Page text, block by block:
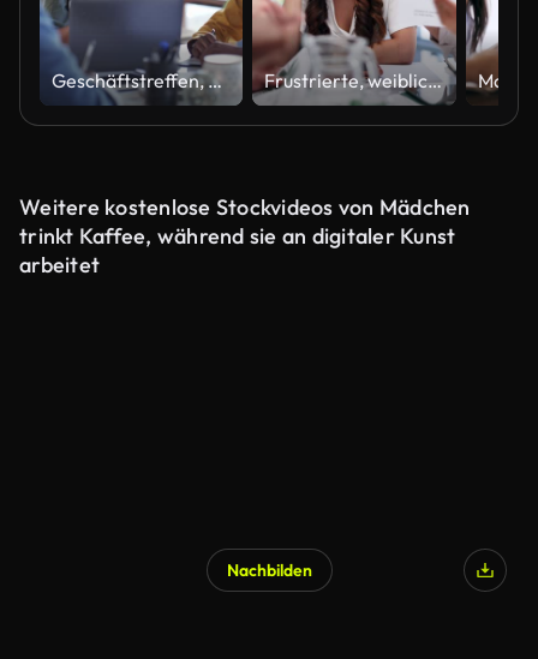
Geschäftstreffen, Verhandlungen und Teamarbeit für schwarze Frau, Geschäftsmann und Anwalt für Deal. Schwarze Menschen, die sich im Büro treffen, um einen Vertrag, eine Vereinbarung oder eine rechtliche Diskussion bei einem Unternehmensjob zu führen Frustrierte, weibliche oder verärgerte Geschäftsleute, die sich für ein Gespräch, eine Diskussion oder einen Papierkram treffen. Reden, Streiten oder Mitarbeiter mit Stress, Burnout oder Kopfschmerzen in der Krise schlechte Nachrichten hören
Weitere kostenlose Stockvideos von Mädchen
trinkt Kaffee, während sie an digitaler Kunst
arbeitet
Nachbilden